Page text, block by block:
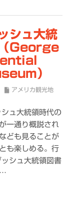
シュ大統
（George
）
アメリカ観光地
ュ大統領時代の
一通り概説され
ども見ることが
も楽しめる。行
シュ大統領図書
…